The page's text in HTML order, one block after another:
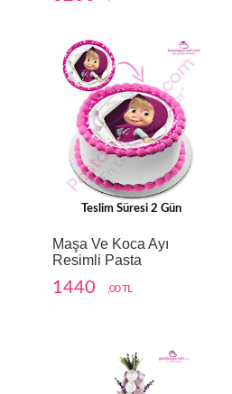
Teslim Süresi 2 Gün
Maşa Ve Koca Ayı
Resimli Pasta
1440 ,00 TL